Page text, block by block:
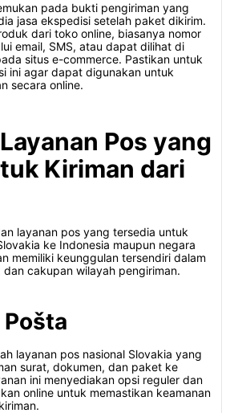
pada bukti pengiriman yang
jasa ekspedisi setelah paket dikirim.
dari toko online, biasanya nomor
email, SMS, atau dapat dilihat di
situs e-commerce. Pastikan untuk
ini agar dapat digunakan untuk
secara online.
Pos yang
Kiriman dari
layanan pos yang tersedia untuk
ke Indonesia maupun negara
memiliki keunggulan tersendiri dalam
cakupan wilayah pengiriman.
layanan pos nasional Slovakia yang
surat, dokumen, dan paket ke
ini menyediakan opsi reguler dan
online untuk memastikan keamanan